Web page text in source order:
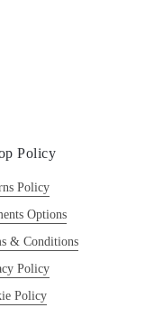
Policy
Policy
Options
& Conditions
Policy
Policy